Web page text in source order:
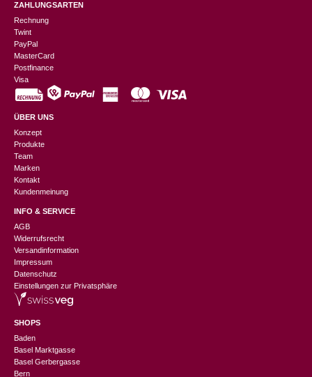
ZAHLUNGSARTEN
Rechnung
Twint
PayPal
MasterCard
Postfinance
Visa
ÜBER UNS
Konzept
Produkte
Team
Marken
Kontakt
Kundenmeinung
INFO & SERVICE
AGB
Widerrufsrecht
Versandinformation
Impressum
Datenschutz
Einstellungen zur Privatsphäre
SHOPS
Baden
Basel Marktgasse
Basel Gerbergasse
Bern